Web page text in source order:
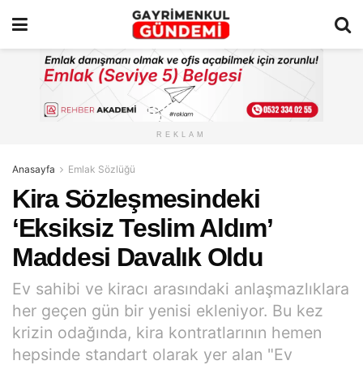
REKLAM
Anasayfa Emlak Sözlüğü
Kira Sözleşmesindeki
‘Eksiksiz Teslim Aldım’
Maddesi Davalık Oldu
Ev sahibi ve kiracı arasındaki anlaşmazlıklara
her geçen gün bir yenisi ekleniyor. Bu kez
krizin odağında, kira kontratlarının hemen
hepsinde standart olarak yer alan "Ev